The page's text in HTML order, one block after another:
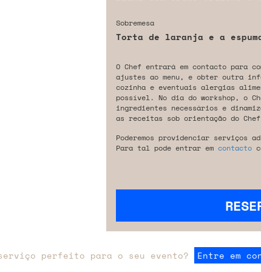
Sobremesa
Torta de laranja e a espuma
O Chef entrará em contacto para
ajustes ao menu, e obter outra
cozinha e eventuais alergias
possível. No dia do workshop, o
ingredientes necessários e
as receitas sob orientação do
Poderemos providenciar serviços
Para tal pode entrar em contacto
perfeito para o seu evento? Entre em